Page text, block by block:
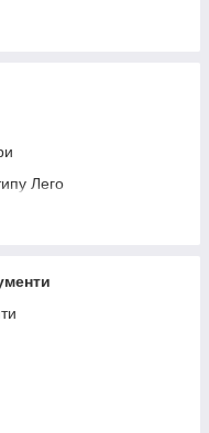
автомати
арбалети
з м'якими кулями
Лего
з великими деталями